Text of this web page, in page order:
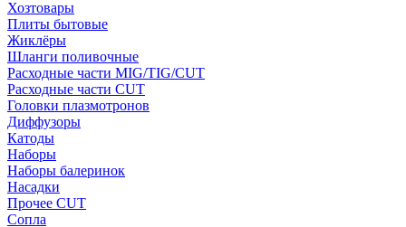
Хозтовары
Плиты бытовые
Жиклёры
Шланги поливочные
Расходные части MIG/TIG/CUT
Расходные части CUT
Головки плазмотронов
Диффузоры
Катоды
Наборы
Наборы балеринок
Насадки
Прочее CUT
Сопла